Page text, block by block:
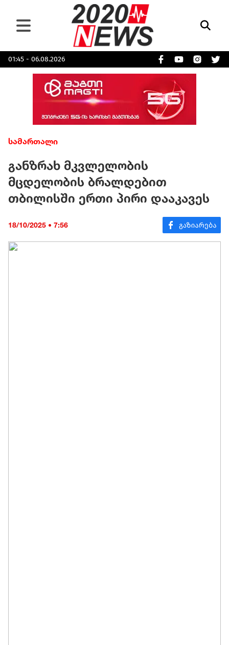
01:45 - 06.08.2026
სამართალი
განზრახ მკვლელობის
მცდელობის ბრალდებით
თბილისში ერთი პირი დააკავეს
18/10/2025 • 7:56